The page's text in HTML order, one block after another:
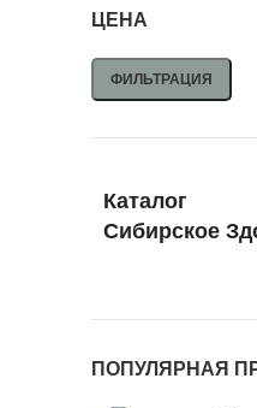
ЦЕНА
ФИЛЬТРАЦИЯ
Каталог
Сибирское
ПОПУЛЯРНАЯ